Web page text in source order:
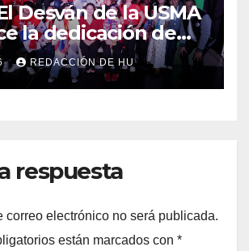
Desván de la USMA
la dedicación de
en su 43
REDACCIÓN DE HU
respuesta
correo electrónico no será publicada.
están marcados con *